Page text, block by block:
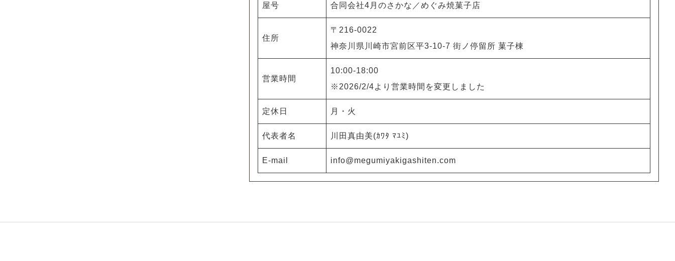
屋号 合同会社4月のさかな／めぐみ焼菓子店
住所
〒216-0022
神奈川県川崎市宮前区平3-10-7 街ノ停留所 菓子棟
営業時間
10:00-18:00
※2026/2/4より営業時間を変更しました
定休日 月・火
代表者名 川田真由美(ｶﾜﾀ ﾏﾕﾐ)
E-mail info@megumiyakigashiten.com